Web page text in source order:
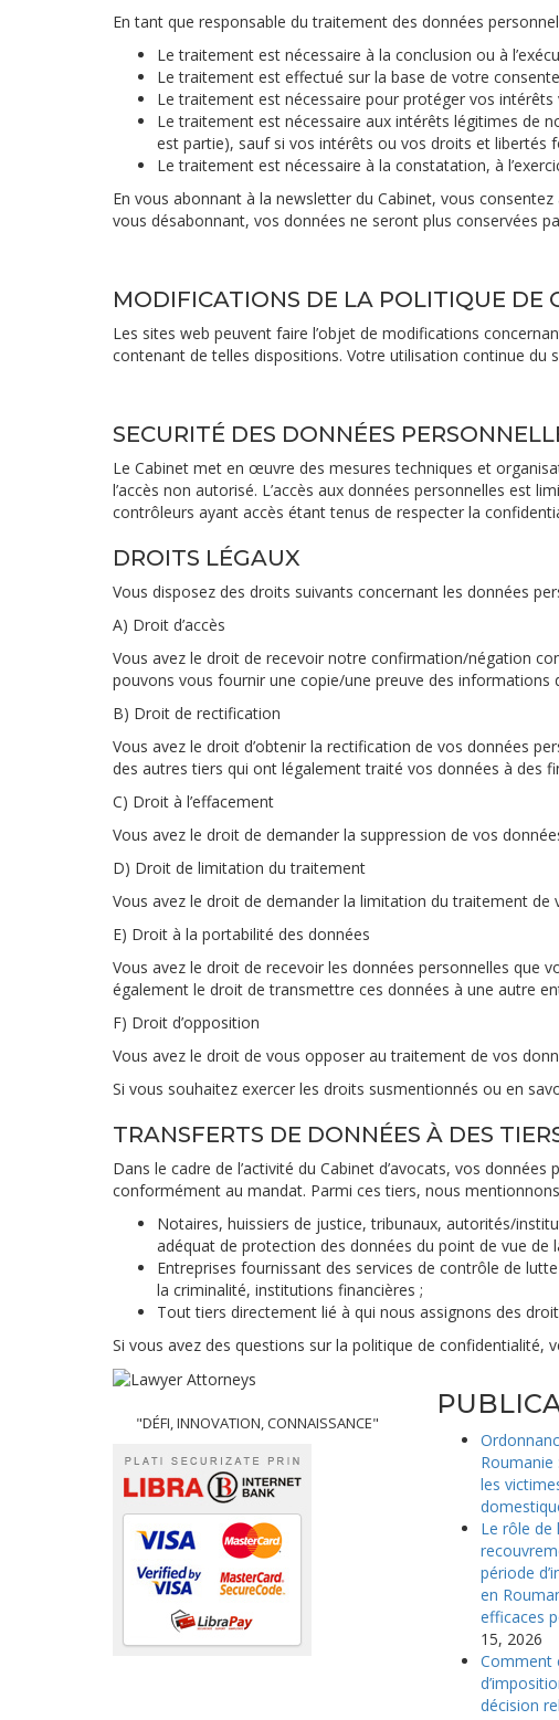
En tant que responsable du traitement des données
Le traitement est nécessaire à la conclusion ou à
Le traitement est effectué sur la base de votre
Le traitement est nécessaire pour protéger vos intérêts
Le traitement est nécessaire aux intérêts légitimes de
est partie), sauf si vos intérêts ou vos droits et libertés
Le traitement est nécessaire à la constatation, à
En vous abonnant à la newsletter du Cabinet, vous
vous désabonnant, vos données ne seront plus conservées
MODIFICATIONS DE LA POLITIQUE DE
Les sites web peuvent faire l’objet de modifications
contenant de telles dispositions. Votre utilisation continue
SECURITÉ DES DONNÉES
Le Cabinet met en œuvre des mesures techniques et
l’accès non autorisé. L’accès aux données personnelles est
contrôleurs ayant accès étant tenus de respecter la
DROITS LÉGAUX
Vous disposez des droits suivants concernant les données
A) Droit d’accès
Vous avez le droit de recevoir notre confirmation/négation
pouvons vous fournir une copie/une preuve des
B) Droit de rectification
Vous avez le droit d’obtenir la rectification de vos données
des autres tiers qui ont légalement traité vos données à des
C) Droit à l’effacement
Vous avez le droit de demander la suppression de vos
D) Droit de limitation du traitement
Vous avez le droit de demander la limitation du traitement
E) Droit à la portabilité des données
Vous avez le droit de recevoir les données personnelles que
également le droit de transmettre ces données à une autre
F) Droit d’opposition
Vous avez le droit de vous opposer au traitement de vos
Si vous souhaitez exercer les droits susmentionnés ou en
TRANSFERTS DE DONNÉES À DES
Dans le cadre de l’activité du Cabinet d’avocats, vos
conformément au mandat. Parmi ces tiers, nous
Notaires, huissiers de justice, tribunaux, autorités/
adéquat de protection des données du point de vue
Entreprises fournissant des services de contrôle de
la criminalité, institutions financières ;
Tout tiers directement lié à qui nous assignons des
Si vous avez des questions sur la politique de
"DÉFI, INNOVATION, CONNAISSANCE"
les
Le rôle de
période
en
efficaces
15, 2026
Comment
décision